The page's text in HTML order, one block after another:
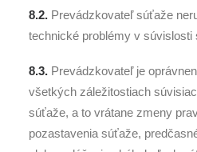
8.2. Prevádzkovateľ súťaže
technické problémy v
8.3. Prevádzkovateľ je
všetkých záležitostiach
súťaže, a to vrátane zmeny
pozastavenia súťaže,